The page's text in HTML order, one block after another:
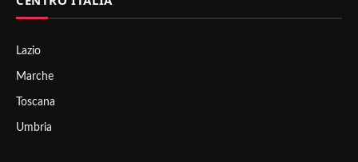
Lazio
Marche
Toscana
Umbria